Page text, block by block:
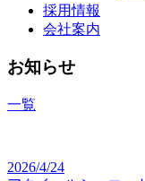
採用情報
会社案内
お知らせ
一覧
2026/4/24